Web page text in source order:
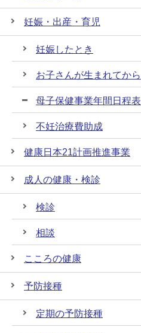
妊娠・出産・育児
妊娠したとき
お子さんが生まれてから
母子保健事業年間日程表
不妊治療費助成
健康日本21計画推進事業
成人の健康・検診
検診
相談
こころの健康
予防接種
定期の予防接種